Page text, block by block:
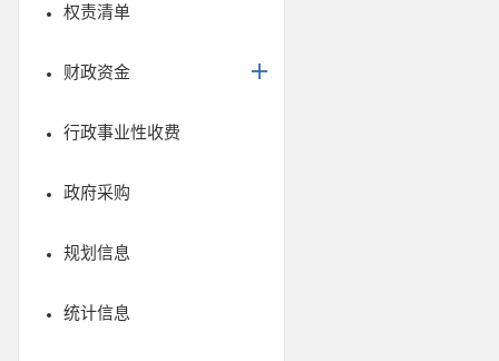
权责清单
财政资金
行政事业性收费
政府采购
规划信息
统计信息